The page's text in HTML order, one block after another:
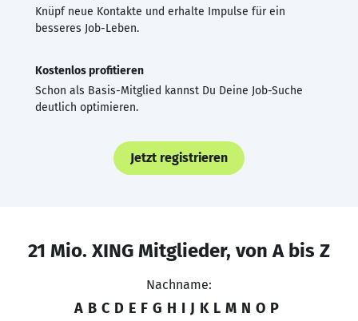
Knüpf neue Kontakte und erhalte Impulse für ein
besseres Job-Leben.
Kostenlos profitieren
Schon als Basis-Mitglied kannst Du Deine Job-Suche
deutlich optimieren.
Jetzt registrieren
21 Mio. XING Mitglieder, von A bis Z
Nachname:
A B C D E F G H I J K L M N O P